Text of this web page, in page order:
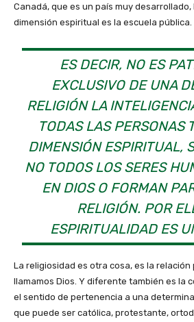
Canadá, que es un país muy
dimensión espiritual es la escuela pública.
ES DECIR, NO ES
EXCLUSIVO DE UNA
RELIGIÓN LA
TODAS LAS PERSONAS
DIMENSIÓN ESPIRITUAL,
NO TODOS LOS SERES
EN DIOS O FORMAN
RELIGIÓN. POR
ESPIRITUALIDAD ES
La religiosidad es otra cosa, es la
llamamos Dios. Y diferente también es la
el sentido de pertenencia a una
que puede ser católica, protestante,